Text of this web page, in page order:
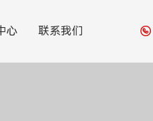
心 联系我们 